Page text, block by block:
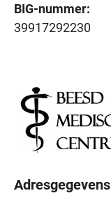
BIG-nummer:
39917292230
Adresgegevens